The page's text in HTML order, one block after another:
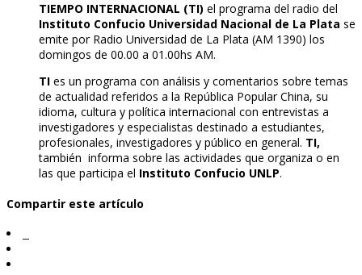
TIEMPO INTERNACIONAL (TI) el programa del radio del
Instituto Confucio Universidad Nacional de La Plata se
emite por Radio Universidad de La Plata (AM 1390) los
domingos de 00.00 a 01.00hs AM.
TI es un programa con análisis y comentarios sobre temas
de actualidad referidos a la República Popular China, su
idioma, cultura y política internacional con entrevistas a
investigadores y especialistas destinado a estudiantes,
profesionales, investigadores y público en general. TI,
también informa sobre las actividades que organiza o en
las que participa el Instituto Confucio UNLP.
Compartir este artículo